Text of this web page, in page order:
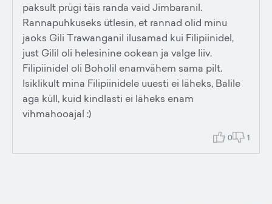
paksult prügi täis randa vaid Jimbaranil.
Rannapuhkuseks ütlesin, et rannad olid minu
jaoks Gili Trawanganil ilusamad kui Filipiinidel,
just Gilil oli helesinine ookean ja valge liiv.
Filipiinidel oli Boholil enamvähem sama pilt.
Isiklikult mina Filipiinidele uuesti ei läheks, Balile
aga küll, kuid kindlasti ei läheks enam
vihmahooajal :)
0 1